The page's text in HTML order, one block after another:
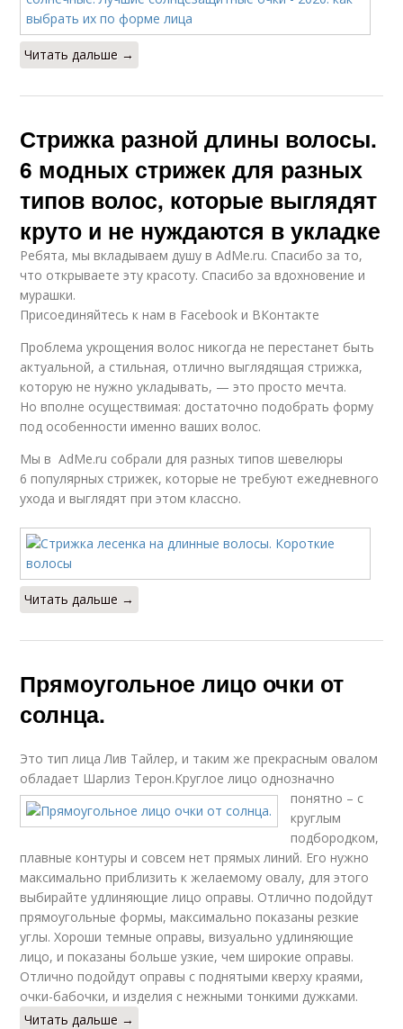
Читать дальше →
Стрижка разной длины волосы.
6 модных стрижек для разных
типов волос, которые выглядят
круто и не нуждаются в укладке
Ребята, мы вкладываем душу в AdMe.ru. Cпасибо за то,
что открываете эту красоту. Спасибо за вдохновение и
мурашки.
Присоединяйтесь к нам в Facebook и ВКонтакте
Проблема укрощения волос никогда не перестанет быть
актуальной, а стильная, отлично выглядящая стрижка,
которую не нужно укладывать, — это просто мечта.
Но вполне осуществимая: достаточно подобрать форму
под особенности именно ваших волос.
Мы в AdMe.ru собрали для разных типов шевелюры
6 популярных стрижек, которые не требуют ежедневного
ухода и выглядят при этом классно.
Читать дальше →
Прямоугольное лицо очки от
солнца.
Это тип лица Лив Тайлер, и таким же прекрасным овалом
обладает Шарлиз Терон.Круглое лицо однозначно
понятно – с
круглым
подбородком,
плавные контуры и совсем нет прямых линий. Его нужно
максимально приблизить к желаемому овалу, для этого
выбирайте удлиняющие лицо оправы. Отлично подойдут
прямоугольные формы, максимально показаны резкие
углы. Хороши темные оправы, визуально удлиняющие
лицо, и показаны больше узкие, чем широкие оправы.
Отлично подойдут оправы с поднятыми кверху краями,
очки-бабочки, и изделия с нежными тонкими дужками.
Читать дальше →